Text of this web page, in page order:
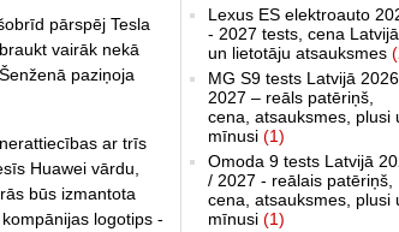
pārspēj Tesla
vairāk nekā
paziņoja
ar trīs
Huawei vārdu,
būs izmantota
logotips -
Lexus ES elektroauto
- 2027 tests, cena Latvijā
un lietotāju atsauksmes
MG S9 tests Latvijā
2027 – reāls patēriņš,
cena, atsauksmes, plusi
mīnusi (1)
Omoda 9 tests Latvijā
/ 2027 - reālais patēriņš,
cena, atsauksmes, plusi
mīnusi (1)